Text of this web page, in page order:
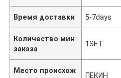
Время доставки 5-7days
Количество мин
заказа
1SET
Место происхож
ПЕКИН